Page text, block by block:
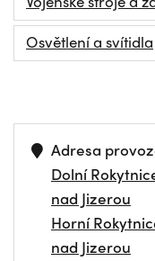
Osvětlení a svítidla
Adresa
Dolní
nad Jizerou
Horní
nad Jizerou